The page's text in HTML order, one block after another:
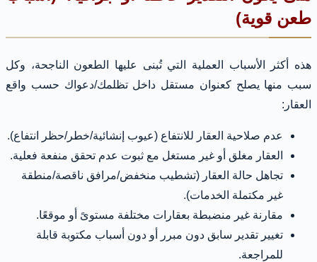
طعن قوية)
هذه أكثر الأسباب العملية التي تُبنى عليها الطعون الناجحة، وكل
سبب منها يصلح كعنوان مستقل داخل تظلمك/دعواك حسب واقع
العقار:
عدم صلاحية العقار للانتفاع (عيوب إنشائية/خطر/حظر انتفاع).
العقار مغلق أو غير مستغل مع ثبوت عدم تحقق منفعة فعلية.
تجاهل حالة العقار (تشطيب منخفض/مرافق ناقصة/منطقة
غير مكتملة الخدمات).
مقارنة غير منضبطة بعقارات مختلفة مستوىً أو موقعًا.
تغيير تقدير سابق دون مبرر أو دون أسباب مكتوبة قابلة
للمراجعة.